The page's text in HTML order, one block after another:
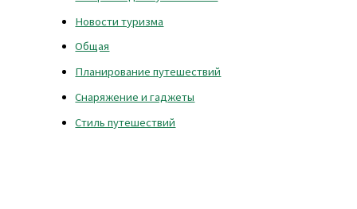
Новости туризма
Общая
Планирование путешествий
Снаряжение и гаджеты
Стиль путешествий